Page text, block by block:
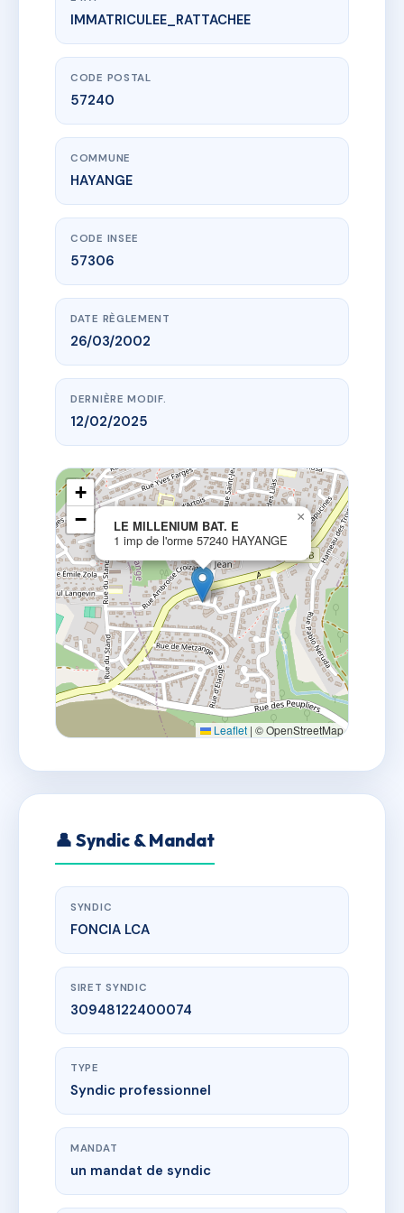
www.vme.plus/AC6854954
LE MILLENIUM BAT. E
1 imp de l'orme
IMMATRICULEE_RATTACHEE
CODE POSTAL
57240
COMMUNE
HAYANGE
CODE INSEE
57306
DATE RÈGLEMENT
26/03/2002
DERNIÈRE MODIF.
12/02/2025
LE MILLENIUM BAT. E
1 imp de l'orme 57240 HAYANGE
×
+
−
Leaflet | © OpenStreetMap
👤 Syndic & Mandat
SYNDIC
FONCIA LCA
SIRET SYNDIC
30948122400074
TYPE
Syndic professionnel
MANDAT
un mandat de syndic